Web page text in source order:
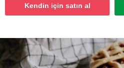
Kendin için satın al